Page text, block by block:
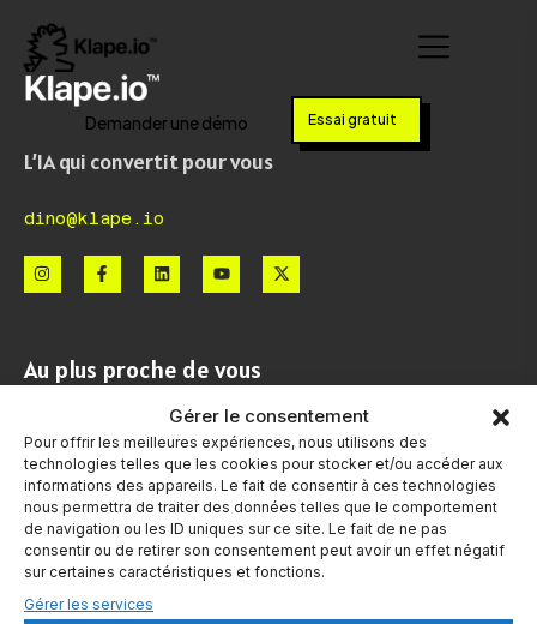
Gérer le consentement
Pour offrir les meilleures expériences, nous utilisons des
technologies telles que les cookies pour stocker et/ou accéder aux
informations des appareils. Le fait de consentir à ces technologies
nous permettra de traiter des données telles que le comportement
de navigation ou les ID uniques sur ce site. Le fait de ne pas
consentir ou de retirer son consentement peut avoir un effet négatif
sur certaines caractéristiques et fonctions.
Gérer les services
Demander une démo Essai gratuit
L’IA qui convertit pour vous
dino@klape.io
Au plus proche de vous
Demander une démo
Prendre rendez-vous
Autres pages